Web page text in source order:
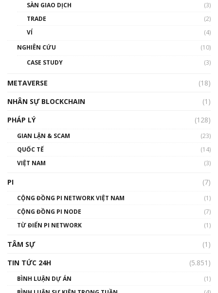
thống & Crypto qua các cuộc chiến | Phổ cập
01:32:59
gió ấm
Talkshow 14: MemeCoin – Trò đùa tỷ đô
01:29:26
SÀN GIAO DỊCH
(3)
TRADE
(2)
VÍ
(4)
NGHIÊN CỨU
(10)
CASE STUDY
(3)
METAVERSE
(18)
NHÂN SỰ BLOCKCHAIN
(1)
PHÁP LÝ
(128)
GIAN LẬN & SCAM
(23)
QUỐC TẾ
(14)
VIỆT NAM
(3)
PI (7)
CỘNG ĐỒNG PI NETWORK VIỆT NAM
(1)
CỘNG ĐỒNG PI NODE
(7)
TỪ ĐIỂN PI NETWORK
(1)
TÂM SỰ
(1)
TIN TỨC 24H
(5.851)
BÌNH LUẬN DỰ ÁN
(1)